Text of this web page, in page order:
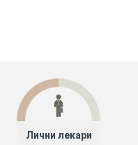
Лични лекари